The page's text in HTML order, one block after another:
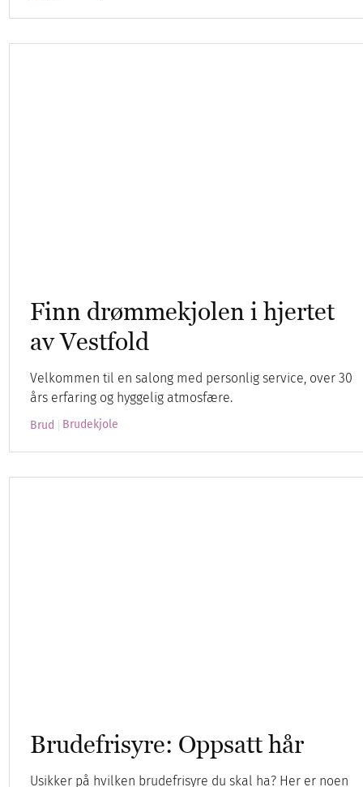
Finn drømmekjolen i hjertet
av Vestfold
Velkommen til en salong med personlig service, over 30
års erfaring og hyggelig atmosfære.
Brud Brudekjole
Brudefrisyre: Oppsatt hår
Usikker på hvilken brudefrisyre du skal ha? Her er noen